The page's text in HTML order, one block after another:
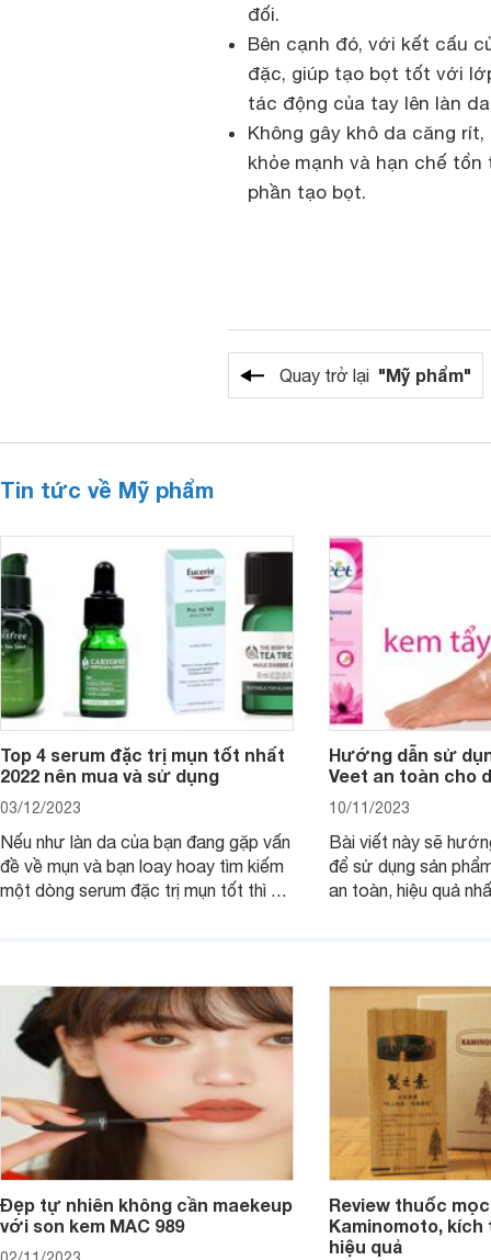
đối.
Bên cạnh đó, với kết cấu
đặc, giúp tạo bọt tốt với
tác động của tay lên làn
Không gây khô da căng
khỏe mạnh và hạn chế
phần tạo bọt.
Quay trở lại "Mỹ phẩm"
Tin tức về Mỹ phẩm
Top 4 serum đặc trị mụn tốt nhất
2022 nên mua và sử dụng
03/12/2023
Nếu như làn da của bạn đang gặp vấn
đề về mụn và bạn loay hoay tìm kiếm
một dòng serum đặc trị mụn tốt thì bài
Hướng dẫn sử
Veet an toàn cho
10/11/2023
Bài viết này sẽ
để sử dụng sản
an toàn, hiệu quả
Đẹp tự nhiên không cần maekeup
với son kem MAC 989
Review thuốc
Kaminomoto,
hiệu quả